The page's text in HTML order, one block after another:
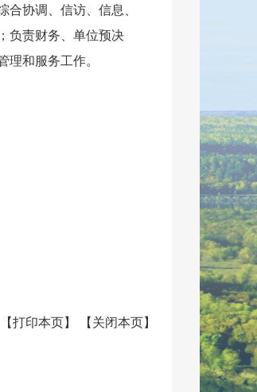
协调、信访、信息、
负责财务、单位预决
理和服务工作。
【打印本页】 【 关闭本页】